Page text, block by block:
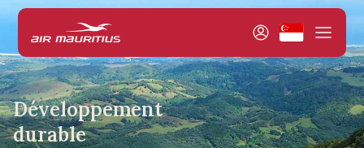
Développement
durable